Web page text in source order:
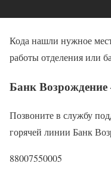
Кода нашли нужное
работы отделения или
Банк
Позвоните в службу
горячей линии Банк
88007550005